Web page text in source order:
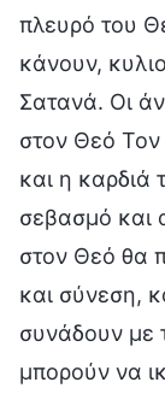
πλευρό του
κάνουν,
Σατανά. Οι
στον Θεό Τον
και η καρδιά
σεβασμό και
στον Θεό θα
και σύνεση,
συνάδουν με
μπορούν να